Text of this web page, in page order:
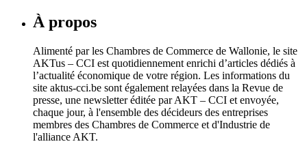
À propos
Alimenté par les Chambres de Commerce de Wallonie, le site
AKTus – CCI est quotidiennement enrichi d’articles dédiés à
l’actualité économique de votre région. Les informations du
site aktus-cci.be sont également relayées dans la Revue de
presse, une newsletter éditée par AKT – CCI et envoyée,
chaque jour, à l'ensemble des décideurs des entreprises
membres des Chambres de Commerce et d'Industrie de
l'alliance AKT.